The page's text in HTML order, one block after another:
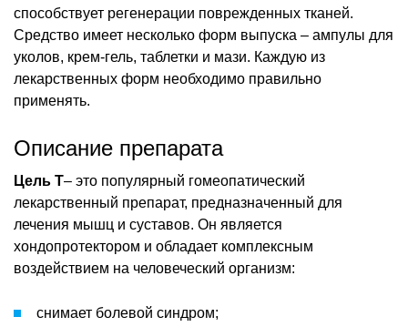
способствует регенерации поврежденных тканей.
Средство имеет несколько форм выпуска – ампулы для
уколов, крем-гель, таблетки и мази. Каждую из
лекарственных форм необходимо правильно
применять.
Описание препарата
Цель Т– это популярный гомеопатический
лекарственный препарат, предназначенный для
лечения мышц и суставов. Он является
хондопротектором и обладает комплексным
воздействием на человеческий организм:
снимает болевой синдром;